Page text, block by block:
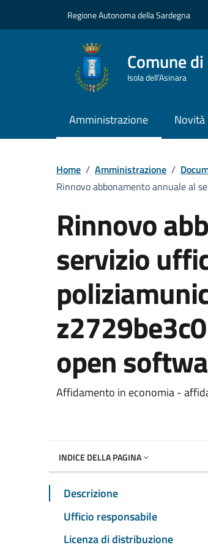
Regione Autonoma della Sardegna
Comune
Isola dell’Asinara
Amministrazione Novità
Home / Amministrazione /
Rinnovo abbonamento annuale al
Rinnovo
servizio
open
Dettaglio del documento
Affidamento in economia -
INDICE DELLA PAGINA
Descrizione
Ufficio responsabile
Licenza di distribuzione